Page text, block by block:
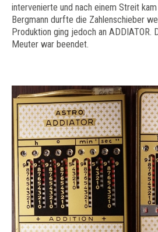
intervenierte und nach einem Streit
Bergmann durfte die Zahlenschieber
Produktion ging jedoch an ADDIATOR.
Meuter war beendet.